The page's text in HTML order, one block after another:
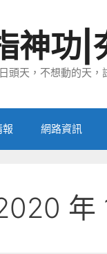
神功|
頭天，不想動的天
報 網路資訊
年